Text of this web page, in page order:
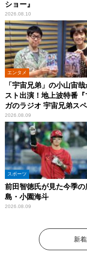
ショー』
2026.08.10
エンタメ
「宇宙兄弟」の小山宙
スト出演！地上波特番『
ガのラジオ 宇宙兄弟ス
ル 』
2026.08.09
スポーツ
前田智徳氏が見た今季の
島・小園海斗
2026.08.09
新